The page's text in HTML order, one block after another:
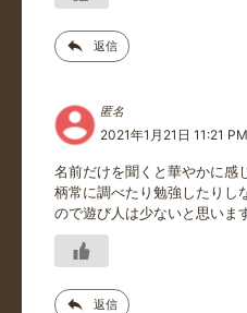
返信
匿名
2021年1月21日 11:21 PM
名前だけを聞くと華やかに感
柄常に調べたり勉強したりし
ので遊び人は少ないと思いま
返信